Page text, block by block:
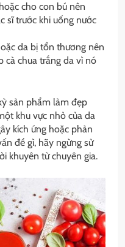
cho con bú nên
sĩ trước khi uống nước
da bị tổn thương nên
cà chua trắng da vì nó
sản phẩm làm đẹp
khu vực nhỏ của da
kích ứng hoặc phản
đề gì, hãy ngừng sử
khuyên từ chuyên gia.